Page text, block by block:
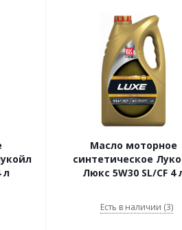
л
Масло моторное
синтетическое
Люкс 5W30 SL/CF 4
Есть в наличии (3)